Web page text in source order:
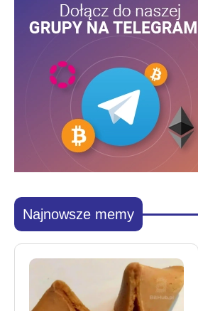
Najnowsze memy